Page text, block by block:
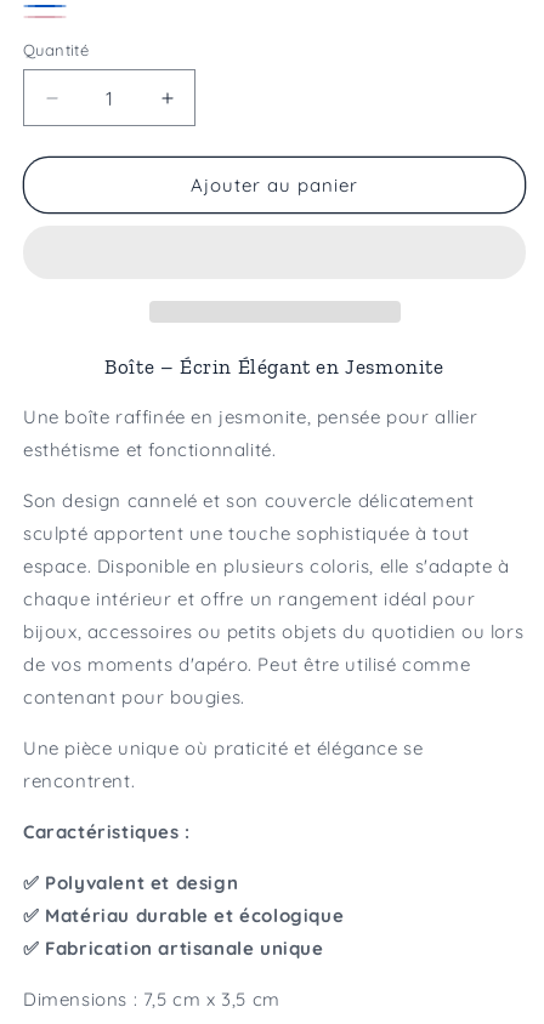
Jaune
Bleu
Quantité
Réduire
la
quantité
Boite
Augmenter
la
quantité
Boite
Ajouter au panier
Boîte – Écrin Élégant en Jesmonite
Une boîte raffinée en jesmonite, pensée pour allier
esthétisme et fonctionnalité.
Son design cannelé et son couvercle délicatement
sculpté apportent une touche sophistiquée à tout
espace. Disponible en plusieurs coloris, elle s'adapte à
chaque intérieur et offre un rangement idéal pour
bijoux, accessoires ou petits objets du quotidien ou lors
de vos moments d'apéro. Peut être utilisé comme
contenant pour bougies.
Une pièce unique où praticité et élégance se
rencontrent.
Caractéristiques :
✅ Polyvalent et design
✅ Matériau durable et écologique
✅ Fabrication artisanale unique
Dimensions : 7,5 cm x 3,5 cm